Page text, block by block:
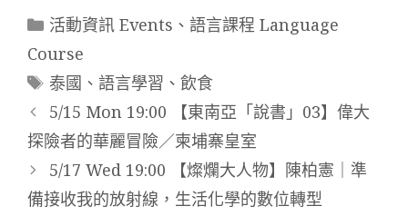
活動資訊 Events 、 語言課程 Language
Course
泰國 、 語言學習 、 飲食
5/15 Mon 19:00 【東南亞「說書」03】偉大
探險者的華麗冒險／柬埔寨皇室
5/17 Wed 19:00 【燦爛大人物】陳柏憲｜準
備接收我的放射線，生活化學的數位轉型